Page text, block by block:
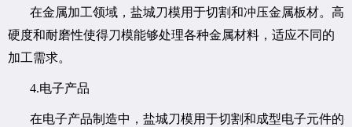
在金属加工领域，盐城刀模用于切割和冲压金属板材。高
硬度和耐磨性使得刀模能够处理各种金属材料，适应不同的
加工需求。
4.电子产品
在电子产品制造中，盐城刀模用于切割和成型电子元件的